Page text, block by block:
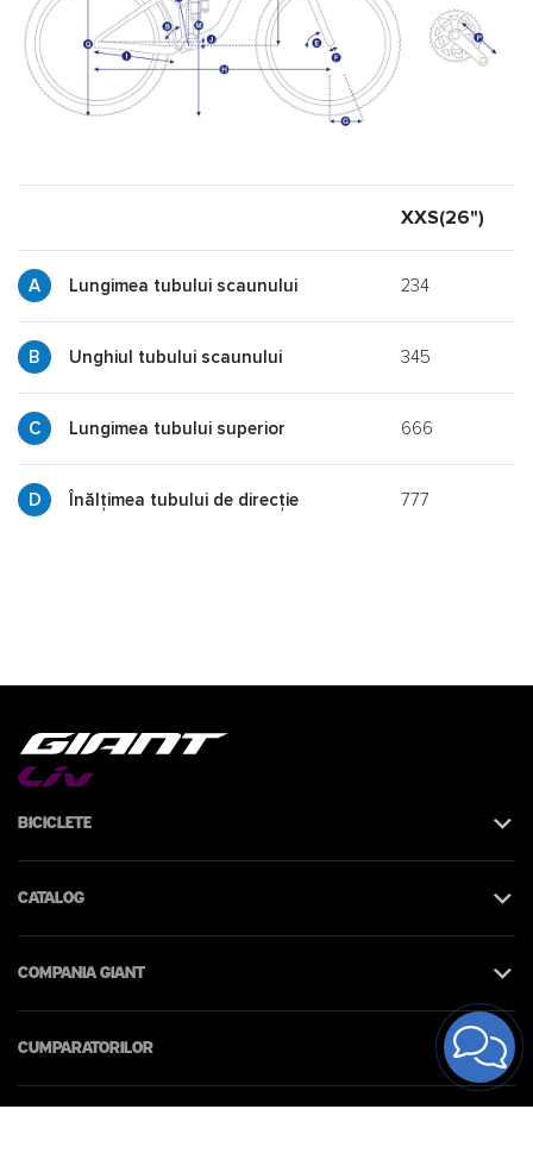
XXS(26")
Lungimea tubului scaunului 234
Unghiul tubului scaunului 345
Lungimea tubului superior 666
Înălțimea tubului de direcție 777
Biciclete
Catalog
Compania Giant
Cumparatorilor